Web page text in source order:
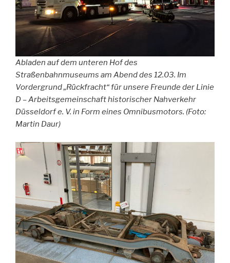
Abladen auf dem unteren Hof des
Straßenbahnmuseums am Abend des 12.03. Im
Vordergrund „Rückfracht“ für unsere Freunde der Linie
D – Arbeitsgemeinschaft historischer Nahverkehr
Düsseldorf e. V. in Form eines Omnibusmotors. (Foto:
Martin Daur)